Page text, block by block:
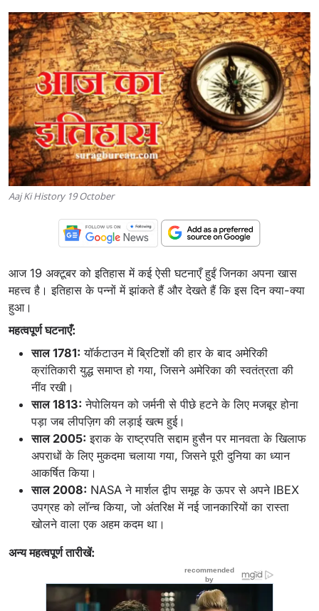
Aaj Ki History 19 October
आज 19 अक्टूबर को इतिहास में कई ऐसी घटनाएँ हुईं जिनका अपना खास
महत्त्व है। इतिहास के पन्नों में झांकते हैं और देखते हैं कि इस दिन क्या-क्या
हुआ।
महत्वपूर्ण घटनाएँ:
साल 1781: यॉर्कटाउन में ब्रिटिशों की हार के बाद अमेरिकी
क्रांतिकारी युद्ध समाप्त हो गया, जिसने अमेरिका की स्वतंत्रता की
नींव रखी।
साल 1813: नेपोलियन को जर्मनी से पीछे हटने के लिए मजबूर होना
पड़ा जब लीपज़िग की लड़ाई खत्म हुई।
साल 2005: इराक के राष्ट्रपति सद्दाम हुसैन पर मानवता के खिलाफ
अपराधों के लिए मुकदमा चलाया गया, जिसने पूरी दुनिया का ध्यान
आकर्षित किया।
साल 2008: NASA ने मार्शल द्वीप समूह के ऊपर से अपने IBEX
उपग्रह को लॉन्च किया, जो अंतरिक्ष में नई जानकारियों का रास्ता
खोलने वाला एक अहम कदम था।
अन्य महत्वपूर्ण तारीखें: